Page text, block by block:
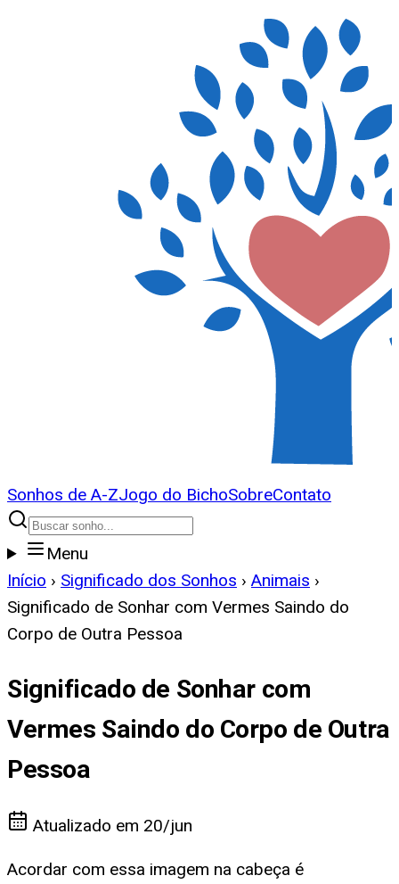
Sonhos de A-ZJogo do BichoSobreContato
Menu
Início › Significado dos Sonhos › Animais ›
Significado de Sonhar com Vermes Saindo do
Corpo de Outra Pessoa
Significado de Sonhar com
Vermes Saindo do Corpo de Outra
Pessoa
Atualizado em 20/jun
Acordar com essa imagem na cabeça é